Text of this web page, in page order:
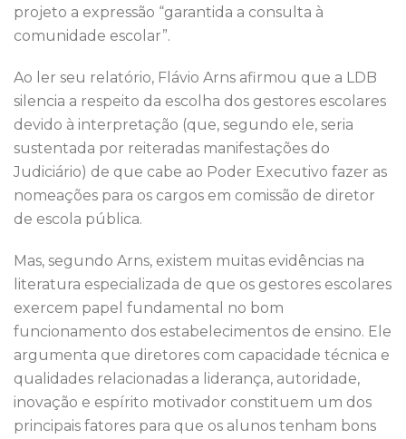
projeto a expressão “garantida a consulta à
comunidade escolar”.
Ao ler seu relatório, Flávio Arns afirmou que a LDB
silencia a respeito da escolha dos gestores escolares
devido à interpretação (que, segundo ele, seria
sustentada por reiteradas manifestações do
Judiciário) de que cabe ao Poder Executivo fazer as
nomeações para os cargos em comissão de diretor
de escola pública.
Mas, segundo Arns, existem muitas evidências na
literatura especializada de que os gestores escolares
exercem papel fundamental no bom
funcionamento dos estabelecimentos de ensino. Ele
argumenta que diretores com capacidade técnica e
qualidades relacionadas a liderança, autoridade,
inovação e espírito motivador constituem um dos
principais fatores para que os alunos tenham bons